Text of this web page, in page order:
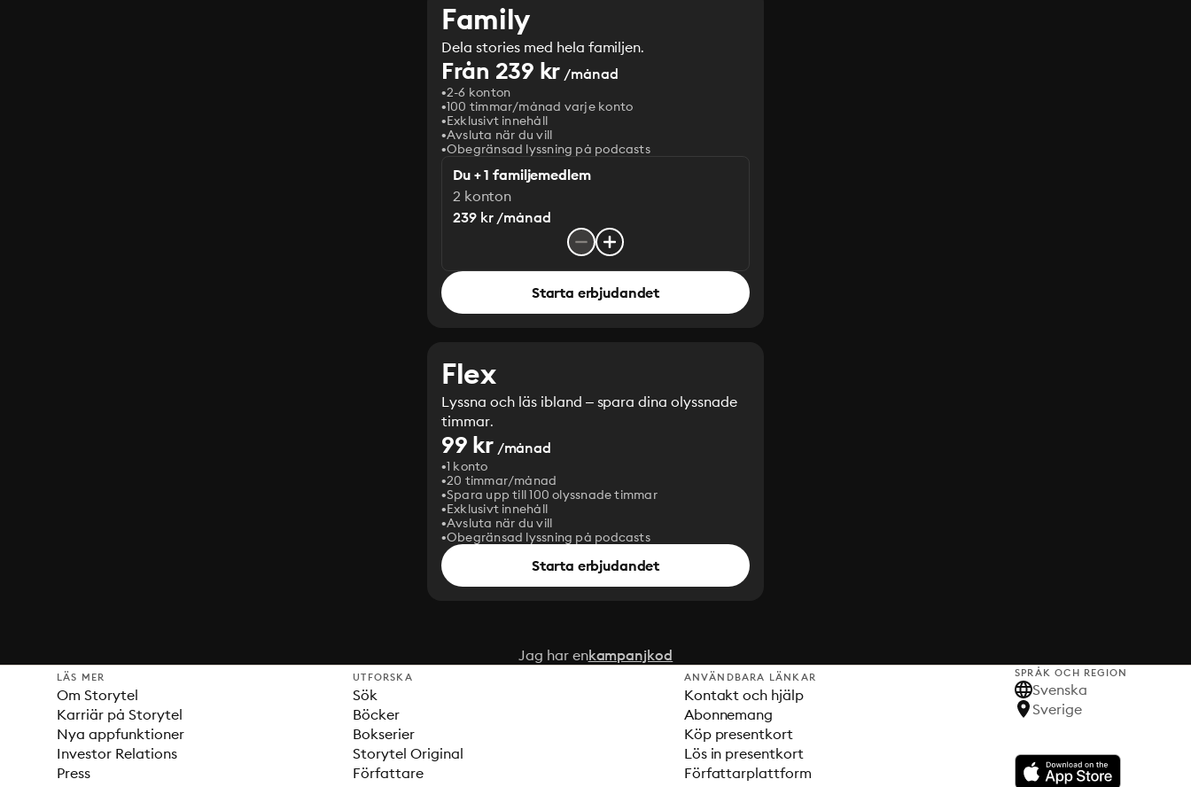
Family
Dela stories med hela familjen.
Från 239 kr /månad
2-6 konton
100 timmar/månad varje konto
Exklusivt innehåll
Avsluta när du vill
Obegränsad lyssning på podcasts
Du + 1 familjemedlem
2 konton
239 kr /månad
Starta erbjudandet
Flex
Lyssna och läs ibland – spara dina olyssnade
timmar.
99 kr/månad
1 konto
20 timmar/månad
Spara upp till 100 olyssnade timmar
Exklusivt innehåll
Avsluta när du vill
Obegränsad lyssning på podcasts
Starta erbjudandet
Jag har enkampanjkod
LÄS MER
Om Storytel
Karriär på Storytel
Nya appfunktioner
Investor Relations
Press
UTFORSKA
Sök
Böcker
Bokserier
Storytel Original
Författare
ANVÄNDBARA LÄNKAR
Kontakt och hjälp
Abonnemang
Köp presentkort
Lös in presentkort
Författarplattform
SPRÅK OCH REGION
Svenska
Sverige